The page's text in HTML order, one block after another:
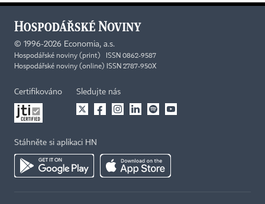
© 1996-2026 Economia, a.s.
Hospodářské noviny (print) ISSN 0862-9587
Hospodářské noviny (online) ISSN 2787-950X
Certifikováno Sledujte nás
Stáhněte si aplikaci HN